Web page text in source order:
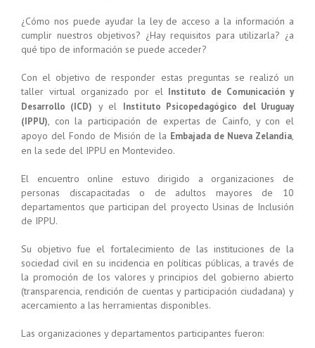
¿Cómo nos puede ayudar la ley de acceso a la información a
cumplir nuestros objetivos? ¿Hay requisitos para utilizarla? ¿a
qué tipo de información se puede acceder?
Con el objetivo de responder estas preguntas se realizó un
taller virtual organizado por el Instituto de Comunicación y
Desarrollo (ICD) y el
Instituto Psicopedagógico del Uruguay
(IPPU) , con la participación de expertas de Cainfo, y con el
apoyo del Fondo de Misión de la Embajada de Nueva Zelandia
en la sede del IPPU en Montevideo.
El encuentro online estuvo dirigido a organizaciones de
personas discapacitadas o de adultos mayores de 10
departamentos que participan del proyecto Usinas de Inclusión
de IPPU.
Su objetivo fue el fortalecimiento de las instituciones de la
sociedad civil en su incidencia en políticas públicas, a través de
la promoción de los valores y principios del gobierno abierto
(transparencia, rendición de cuentas y participación ciudadana) y
acercamiento a las herramientas disponibles.
Las organizaciones y departamentos participantes fueron: